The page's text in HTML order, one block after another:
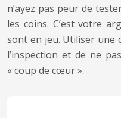
n’ayez pas peur de
les coins. C’est votre
sont en jeu. Utiliser une
l’inspection et de ne
« coup de cœur ».